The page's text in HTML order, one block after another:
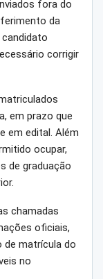
fora do
da
corrigir
em prazo que
em edital. Além
ocupar,
de graduação
chamadas
oficiais,
de matrícula do
no